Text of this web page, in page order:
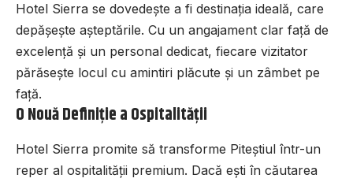
Hotel Sierra se dovedește a fi destinația ideală, care
depășește așteptările. Cu un angajament clar față de
excelență și un personal dedicat, fiecare vizitator
părăsește locul cu amintiri plăcute și un zâmbet pe
față.
O Nouă Definiție a Ospitalității
Hotel Sierra promite să transforme Piteștiul într-un
reper al ospitalității premium. Dacă ești în căutarea